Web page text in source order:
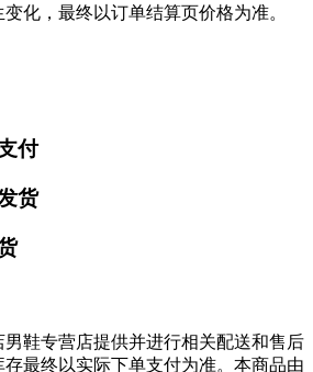
化，最终以订单结算页价格为准。
付
货
鞋专营店提供并进行相关配送和售后
最终以实际下单支付为准。本商品由